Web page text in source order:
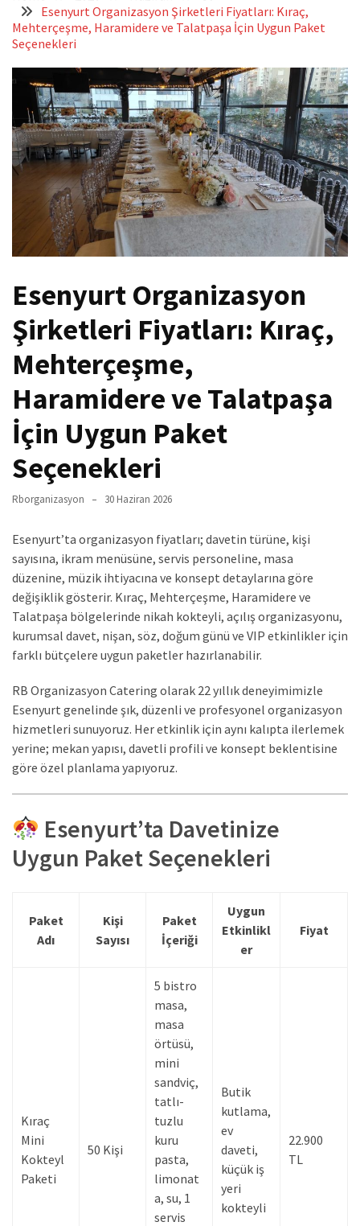
Esenyurt Organizasyon Şirketleri Fiyatları: Kıraç,
Mehterçeşme, Haramidere ve Talatpaşa İçin Uygun Paket
Seçenekleri
Esenyurt Organizasyon
Şirketleri Fiyatları: Kıraç,
Mehterçeşme,
Haramidere ve Talatpaşa
İçin Uygun Paket
Seçenekleri
Rborganizasyon 30 Haziran 2026
Esenyurt’ta organizasyon fiyatları; davetin türüne, kişi
sayısına, ikram menüsüne, servis personeline, masa
düzenine, müzik ihtiyacına ve konsept detaylarına göre
değişiklik gösterir. Kıraç, Mehterçeşme, Haramidere ve
Talatpaşa bölgelerinde nikah kokteyli, açılış organizasyonu,
kurumsal davet, nişan, söz, doğum günü ve VIP etkinlikler için
farklı bütçelere uygun paketler hazırlanabilir.
RB Organizasyon Catering olarak 22 yıllık deneyimimizle
Esenyurt genelinde şık, düzenli ve profesyonel organizasyon
hizmetleri sunuyoruz. Her etkinlik için aynı kalıpta ilerlemek
yerine; mekan yapısı, davetli profili ve konsept beklentisine
göre özel planlama yapıyoruz.
Esenyurt’ta Davetinize
Uygun Paket Seçenekleri
Paket
Adı
Kişi
Sayısı
Paket
İçeriği
Uygun
Etkinlikl
er
Fiyat
Kıraç
Mini
Kokteyl
Paketi
50 Kişi
5 bistro
masa,
masa
örtüsü,
mini
sandviç,
tatlı-
tuzlu
kuru
pasta,
limonat
a, su, 1
servis
Butik
kutlama,
ev
daveti,
küçük iş
yeri
kokteyli
22.900
TL